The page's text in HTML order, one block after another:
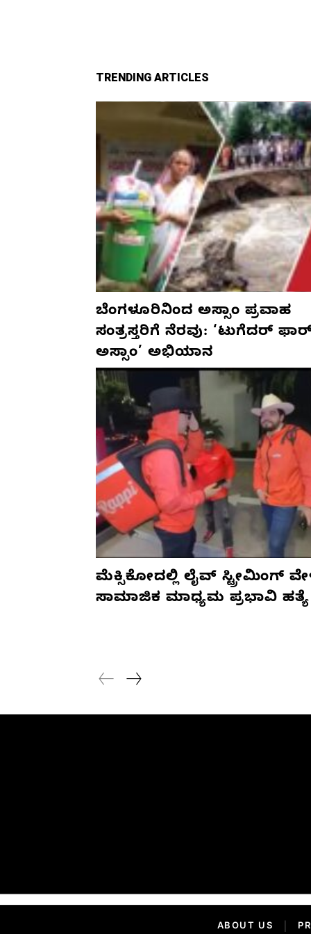
TRENDING ARTICLES
ಬೆಂಗಳೂರಿನಿಂದ ಅಸ್ಸಾಂ ಪ್ರವಾಹ
ಸಂತ್ರಸ್ತರಿಗೆ ನೆರವು: ‘ಟುಗೆದರ್
ಅಸ್ಸಾಂ’ ಅಭಿಯಾನ
ಮೆಕ್ಸಿಕೋದಲ್ಲಿ ಲೈವ್ ಸ್ಟ್ರೀಮಿಂಗ್
ಸಾಮಾಜಿಕ ಮಾಧ್ಯಮ ಪ್ರಭಾವಿ ಹತ್ಯೆ
ABOUT US